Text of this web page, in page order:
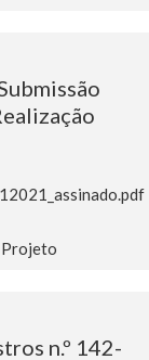
Projeto
n.º 142-